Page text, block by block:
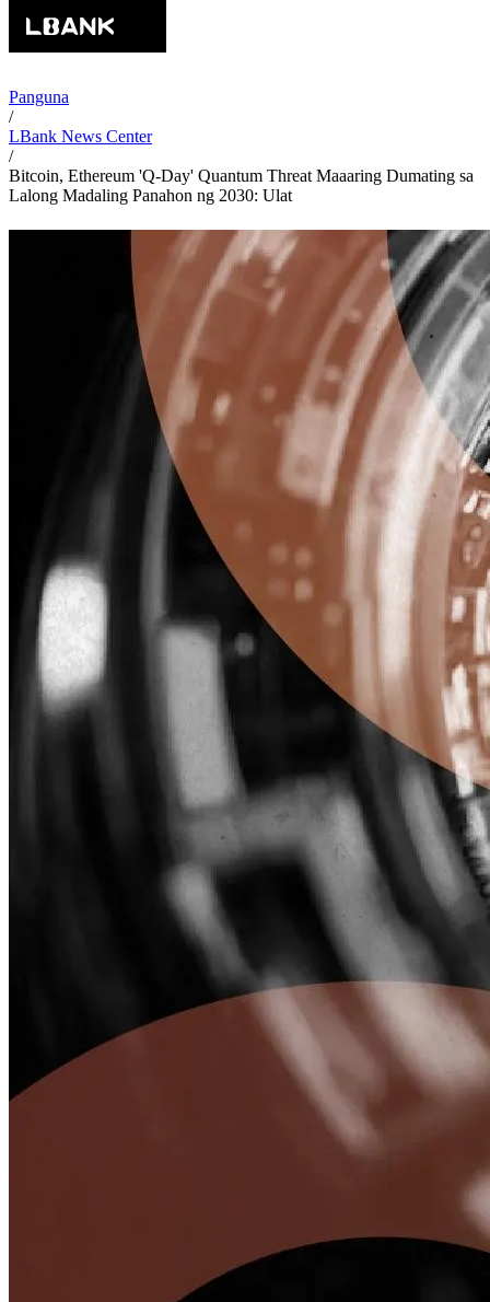
Panguna
/
LBank News Center
/
Bitcoin, Ethereum 'Q-Day' Quantum Threat Maaaring Dumating sa
Lalong Madaling Panahon ng 2030: Ulat